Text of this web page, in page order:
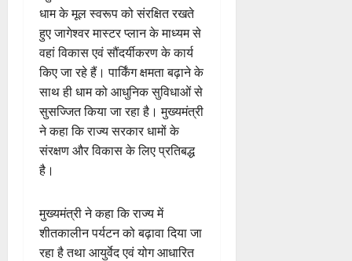
धाम के मूल स्वरूप को संरक्षित रखते
हुए जागेश्वर मास्टर प्लान के माध्यम से
वहां विकास एवं सौंदर्यीकरण के कार्य
किए जा रहे हैं। पार्किंग क्षमता बढ़ाने के
साथ ही धाम को आधुनिक सुविधाओं से
सुसज्जित किया जा रहा है। मुख्यमंत्री
ने कहा कि राज्य सरकार धामों के
संरक्षण और विकास के लिए प्रतिबद्ध
है।
मुख्यमंत्री ने कहा कि राज्य में
शीतकालीन पर्यटन को बढ़ावा दिया जा
रहा है तथा आयुर्वेद एवं योग आधारित